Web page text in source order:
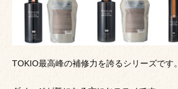
TOKIO最高峰の補修力を誇るシリーズです。